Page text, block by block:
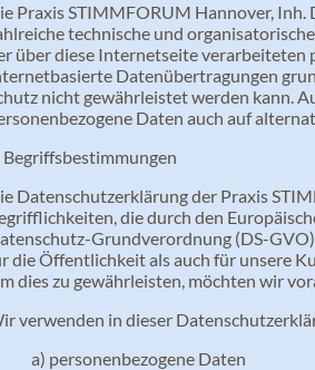
Praxis STIMMFORUM Hannover,
technische und
über diese Internetseite verarbeiteten
Datenübertragungen
nicht gewährleistet werden kann.
Daten auch auf
Begriffsbestimmungen
Datenschutzerklärung der Praxis
die durch den
Grundverordnung (DS-
die Öffentlichkeit als auch für unsere
dies zu gewährleisten, möchten wir
verwenden in dieser
a) personenbezogene Daten